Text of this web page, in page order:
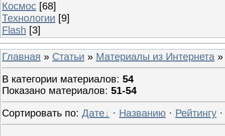
Космос [68]
Технологии [9]
Flash [3]
Главная » Статьи » Материалы из Интернета
В категории материалов: 54
Показано материалов: 51-54
Сортировать по: Дате · Названию · Рейтингу